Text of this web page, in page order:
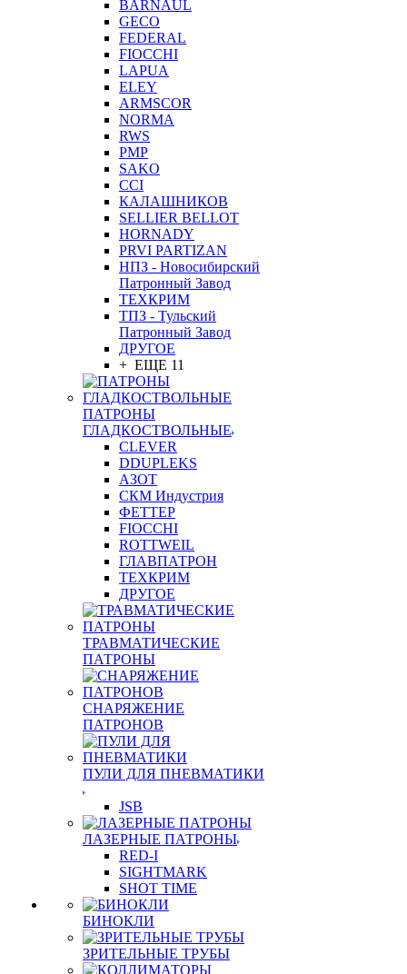
BARNAUL
GEСO
FEDERAL
FIOCCHI
LAPUA
ELEY
ARMSCOR
NORMA
RWS
PMP
SAKO
CCI
КАЛАШНИКОВ
SELLIER BELLOT
HORNADY
PRVI PARTIZAN
НПЗ - Новосибирский
Патронный Завод
ТЕХКРИМ
ТПЗ - Тульский
Патронный Завод
ДРУГОЕ
+ ЕЩЕ 11
ПАТРОНЫ
ГЛАДКОСТВОЛЬНЫЕ
CLEVER
DDUPLEKS
АЗОТ
СКМ Индустрия
ФЕТТЕР
FIOCCHI
ROTTWEIL
ГЛАВПАТРОН
ТЕХКРИМ
ДРУГОЕ
ТРАВМАТИЧЕСКИЕ
ПАТРОНЫ
СНАРЯЖЕНИЕ
ПАТРОНОВ
ПУЛИ ДЛЯ ПНЕВМАТИКИ
JSB
ЛАЗЕРНЫЕ ПАТРОНЫ
RED-I
SIGHTMARK
SHOT TIME
БИНОКЛИ
ЗРИТЕЛЬНЫЕ ТРУБЫ